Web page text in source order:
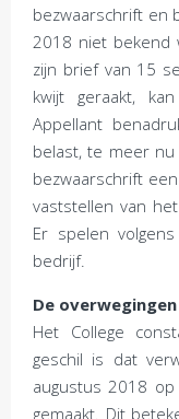
bezwaarschrift en
2018 niet bekend
zijn brief van 15
kwijt geraakt,
Appellant
belast, te meer
bezwaarschrift
vaststellen van
Er spelen
bedrijf.
De
Het College
geschil is dat
augustus 2018
gemaakt. Dit